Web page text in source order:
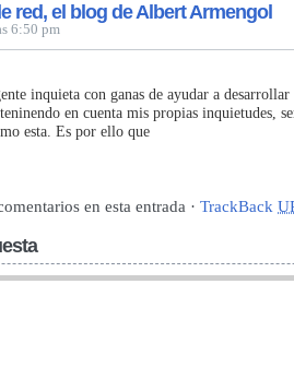
red, el blog de Albert Armengol
6:50 pm
inquieta con ganas de ayudar a
en cuenta mis propias inquietudes,
esta. Es por ello que
en esta entrada · TrackBack